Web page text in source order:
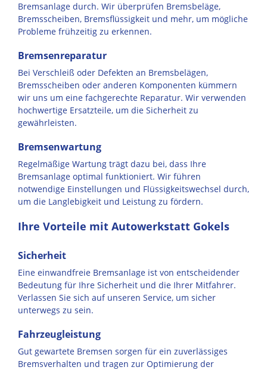
Bremsanlage durch. Wir überprüfen Bremsbeläge,
Bremsscheiben, Bremsflüssigkeit und mehr, um mögliche
Probleme frühzeitig zu erkennen.
Bremsenreparatur
Bei Verschleiß oder Defekten an Bremsbelägen,
Bremsscheiben oder anderen Komponenten kümmern
wir uns um eine fachgerechte Reparatur. Wir verwenden
hochwertige Ersatzteile, um die Sicherheit zu
gewährleisten.
Bremsenwartung
Regelmäßige Wartung trägt dazu bei, dass Ihre
Bremsanlage optimal funktioniert. Wir führen
notwendige Einstellungen und Flüssigkeitswechsel durch,
um die Langlebigkeit und Leistung zu fördern.
Ihre Vorteile mit Autowerkstatt Gokels
Sicherheit
Eine einwandfreie Bremsanlage ist von entscheidender
Bedeutung für Ihre Sicherheit und die Ihrer Mitfahrer.
Verlassen Sie sich auf unseren Service, um sicher
unterwegs zu sein.
Fahrzeugleistung
Gut gewartete Bremsen sorgen für ein zuverlässiges
Bremsverhalten und tragen zur Optimierung der